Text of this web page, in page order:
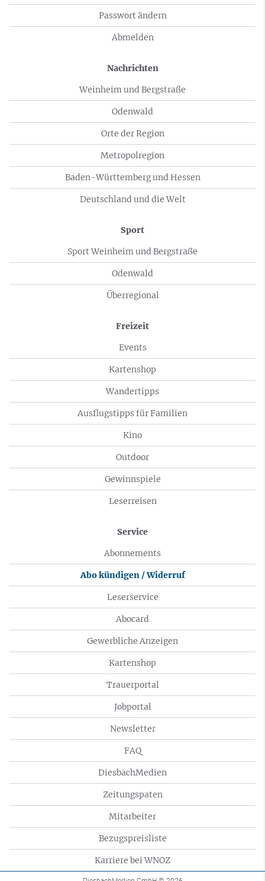
Passwort ändern
Abmelden
Nachrichten
Weinheim und Bergstraße
Odenwald
Orte der Region
Metropolregion
Baden-Württemberg und Hessen
Deutschland und die Welt
Sport
Sport Weinheim und Bergstraße
Odenwald
Überregional
Freizeit
Events
Kartenshop
Wandertipps
Ausflugstipps für Familien
Kino
Outdoor
Gewinnspiele
Leserreisen
Service
Abonnements
Abo kündigen / Widerruf
Leserservice
Abocard
Gewerbliche Anzeigen
Kartenshop
Trauerportal
Jobportal
Newsletter
FAQ
DiesbachMedien
Zeitungspaten
Mitarbeiter
Bezugspreisliste
Karriere bei WNOZ